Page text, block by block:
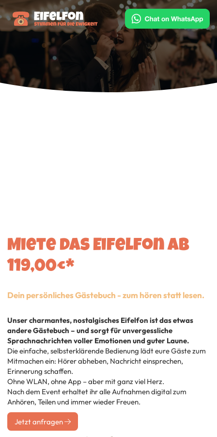
Miete das Eifelfon ab
119,00€*
Dein persönliches Gästebuch - zum hören statt lesen.
Unser charmantes, nostalgisches Eifelfon ist das etwas
andere Gästebuch – und sorgt für unvergessliche
Sprachnachrichten voller Emotionen und guter Laune.
Die einfache, selbsterklärende Bedienung lädt eure Gäste zum
Mitmachen ein: Hörer abheben, Nachricht einsprechen,
Erinnerung schaffen.
Ohne WLAN, ohne App – aber mit ganz viel Herz.
Nach dem Event erhaltet ihr alle Aufnahmen digital zum
Anhören, Teilen und immer wieder Freuen.
Jetzt anfragen